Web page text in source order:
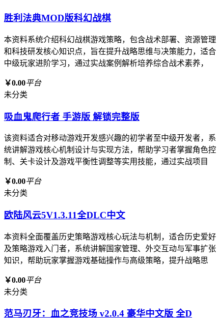
胜利法典MOD版科幻战棋
本资料系统介绍科幻战棋游戏策略，包含战术部署、资源管理
和科技研发核心知识点，旨在提升战略思维与决策能力，适合
中级玩家进阶学习，通过实战案例解析培养综合战术素养，
￥0.00平台
未分类
吸血鬼爬行者 手游版 解锁完整版
该资料适合对移动游戏开发感兴趣的初学者至中级开发者，系
统讲解游戏核心机制设计与实现方法，帮助学习者掌握角色控
制、关卡设计及游戏平衡性调整等实用技能，通过实战项目
￥0.00平台
未分类
欧陆风云5V1.3.11全DLC中文
本资料全面覆盖历史策略游戏核心玩法与机制，适合历史爱好
及策略游戏入门者，系统讲解国家管理、外交互动与军事扩张
知识，帮助玩家掌握游戏基础操作与高级策略，提升战略思
￥0.00平台
未分类
范马刃牙：血之竞技场 v2.0.4 豪华中文版 全D